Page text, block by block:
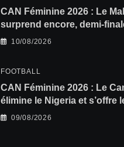
CAN Féminine 2026 : Le
surprend encore, demi-
Mondial pour les Scorchers !
10/08/2026
FOOTBALL
CAN Féminine 2026 : Le
élimine le Nigeria et s’offre
finales et le Mondial
09/08/2026